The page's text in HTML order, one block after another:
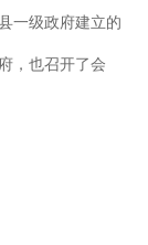
一级政府建立的
，也召开了会